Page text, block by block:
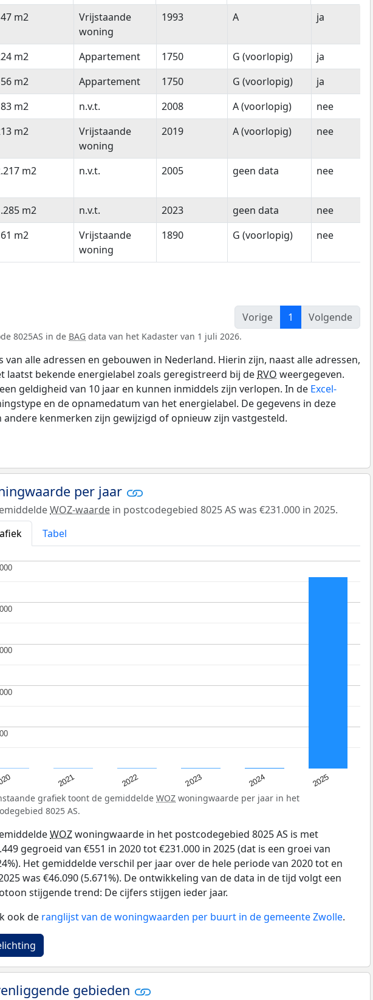
Woningtype Bouwjaar Energielabel
Bebouwde
kom
m2
Vrijstaande
woning
1993 A ja
m2 Appartement 1750 G (voorlopig)
ja
m2 Appartement 1750 G (voorlopig)
ja
m2 n.v.t. 2008 A (voorlopig)
nee
m2
Vrijstaande
woning
2019 A (voorlopig) nee
m2 n.v.t. 2005 geen data nee
m2 n.v.t. 2023 geen data
nee
m2
Vrijstaande
woning
1890 G (voorlopig) nee
Vorige
1 Volgende
8025AS in de BAG data van het Kadaster van 1 juli 2026.
alle adressen en gebouwen in Nederland. Hierin zijn, naast alle adressen,
bekende energielabel zoals geregistreerd bij de RVO weergegeven.
geldigheid van 10 jaar en kunnen inmiddels zijn verlopen. In de Excel-
en de opnamedatum van het energielabel. De gegevens in deze
kenmerken zijn gewijzigd of opnieuw zijn vastgesteld.
per jaar
WOZ-waarde in postcodegebied 8025 AS was €231.000 in 2025.
Tabel
2021 2022 2023 2024 2025
grafiek toont de gemiddelde WOZ woningwaarde per jaar in het
8025 AS.
WOZwoningwaarde in het postcodegebied 8025 AS is met
gegroeid van €551 in 2020 tot €231.000 in 2025 (dat is een groei van
Het gemiddelde verschil per jaar over de hele periode van 2020 tot en
was €46.090 (5.671%). De ontwikkeling van de data in de tijd volgt een
stijgende trend: De cijfers stijgen ieder jaar.
ook de ranglijst van de woningwaarden per buurt in de gemeente Zwolle.
gebieden